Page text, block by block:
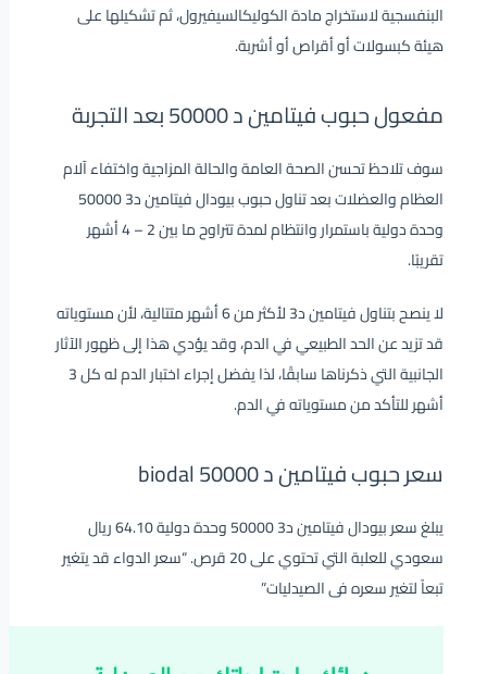
البنفسجية لاستخراج مادة الكوليكالسيفيرول، ثم تشكيلها على
هيئة كبسولات أو أقراص أو أشربة.
مفعول حبوب فيتامين د 50000 بعد التجربة
سوف تلاحظ تحسن الصحة العامة والحالة المزاجية واختفاء آلام
العظام والعضلات بعد تناول حبوب بيودال فيتامين د3 50000
وحدة دولية باستمرار وانتظام لمدة تتراوح ما بين 2 – 4 أشهر
تقريبًا.
لا ينصح بتناول فيتامين د3 لأكثر من 6 أشهر متتالية، لأن مستوياته
قد تزيد عن الحد الطبيعي في الدم، وقد يؤدي هذا إلى ظهور الآثار
الجانبية التي ذكرناها سابقًا، لذا يفضل إجراء اختبار الدم له كل 3
أشهر للتأكد من مستوياته في الدم.
سعر حبوب فيتامين د 50000 biodal
يبلغ سعر بيودال فيتامين د3 50000 وحدة دولية 64.10 ريال
سعودي للعلبة التي تحتوي على 20 قرص. “سعر الدواء قد يتغير
تبعاً لتغير سعره فى الصيدليات”